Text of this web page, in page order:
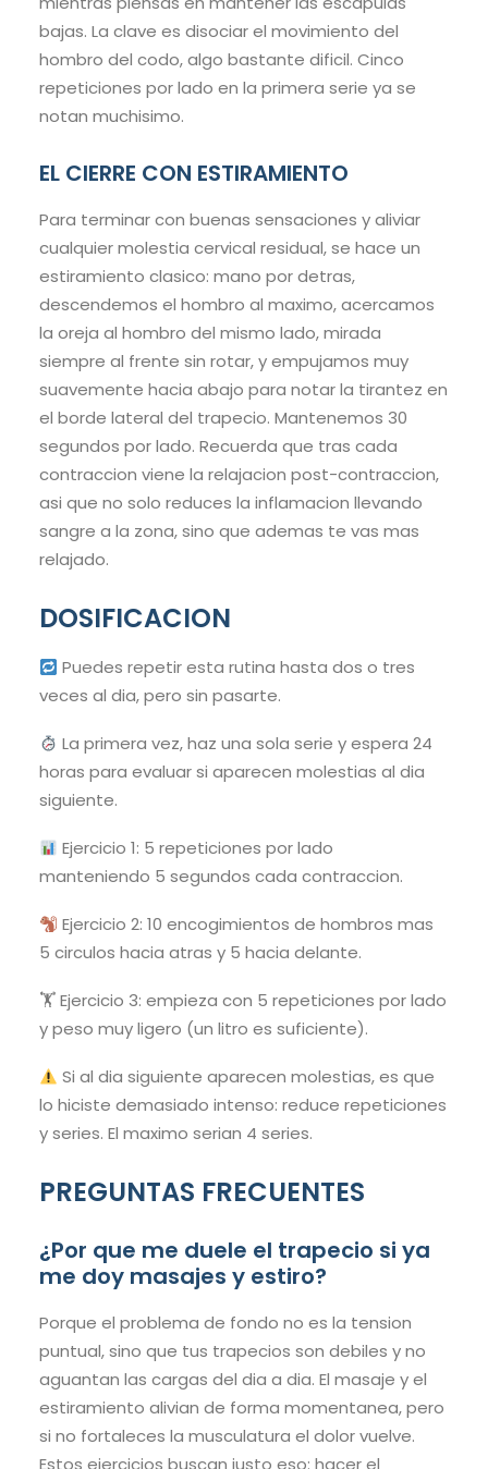
bajas. La clave es disociar el movimiento del
hombro del codo, algo bastante dificil. Cinco
repeticiones por lado en la primera serie ya se
notan muchisimo.
EL CIERRE CON ESTIRAMIENTO
Para terminar con buenas sensaciones y aliviar
cualquier molestia cervical residual, se hace un
estiramiento clasico: mano por detras,
descendemos el hombro al maximo, acercamos
la oreja al hombro del mismo lado, mirada
siempre al frente sin rotar, y empujamos muy
suavemente hacia abajo para notar la tirantez en
el borde lateral del trapecio. Mantenemos 30
segundos por lado. Recuerda que tras cada
contraccion viene la relajacion post-contraccion,
asi que no solo reduces la inflamacion llevando
sangre a la zona, sino que ademas te vas mas
relajado.
DOSIFICACION
Puedes repetir esta rutina hasta dos o tres
veces al dia, pero sin pasarte.
La primera vez, haz una sola serie y espera 24
horas para evaluar si aparecen molestias al dia
siguiente.
Ejercicio 1: 5 repeticiones por lado
manteniendo 5 segundos cada contraccion.
Ejercicio 2: 10 encogimientos de hombros mas
5 circulos hacia atras y 5 hacia delante.
🏋️ Ejercicio 3: empieza con 5 repeticiones por lado
y peso muy ligero (un litro es suficiente).
Si al dia siguiente aparecen molestias, es que
lo hiciste demasiado intenso: reduce repeticiones
y series. El maximo serian 4 series.
PREGUNTAS FRECUENTES
¿Por que me duele el trapecio si ya
me doy masajes y estiro?
Porque el problema de fondo no es la tension
puntual, sino que tus trapecios son debiles y no
aguantan las cargas del dia a dia. El masaje y el
estiramiento alivian de forma momentanea, pero
si no fortaleces la musculatura el dolor vuelve.